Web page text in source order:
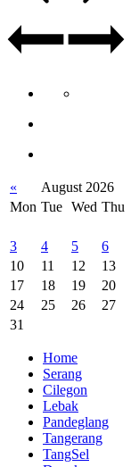
« August 2026
Mon Tue Wed Thu
3
4 5 6
10
11 12 13
17
18 19 20
24
25 26 27
31
Home
Serang
Cilegon
Lebak
Pandeglang
Tangerang
TangSel